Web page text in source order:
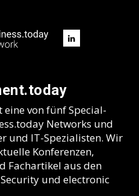
von fünf Special-
Networks und
und IT-Spezialisten. Wir
Konferenzen,
Fachartikel aus den
und electronic